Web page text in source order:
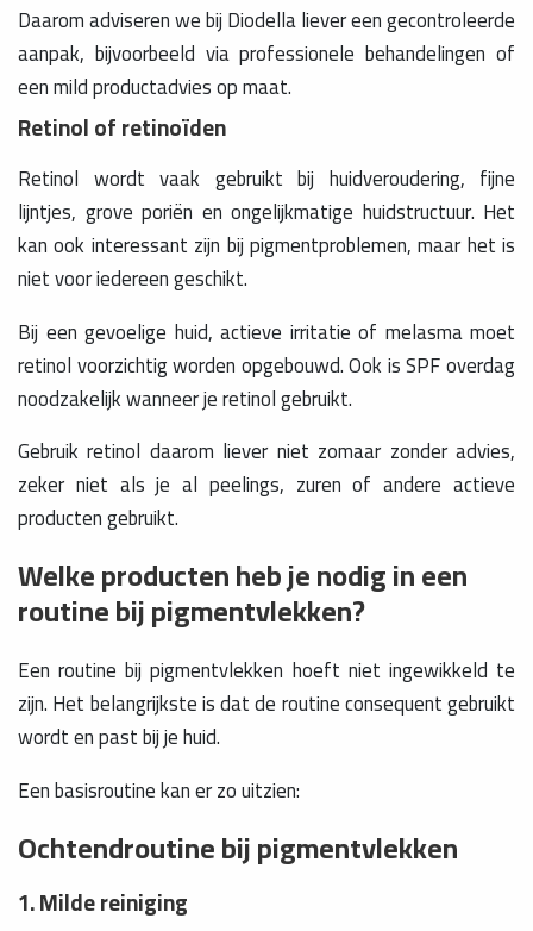
Daarom adviseren we bij Diodella liever een gecontroleerde
aanpak, bijvoorbeeld via professionele behandelingen of
een mild productadvies op maat.
Retinol of retinoïden
Retinol wordt vaak gebruikt bij huidveroudering, fijne
lijntjes, grove poriën en ongelijkmatige huidstructuur. Het
kan ook interessant zijn bij pigmentproblemen, maar het is
niet voor iedereen geschikt.
Bij een gevoelige huid, actieve irritatie of melasma moet
retinol voorzichtig worden opgebouwd. Ook is SPF overdag
noodzakelijk wanneer je retinol gebruikt.
Gebruik retinol daarom liever niet zomaar zonder advies,
zeker niet als je al peelings, zuren of andere actieve
producten gebruikt.
Welke producten heb je nodig in een
routine bij pigmentvlekken?
Een routine bij pigmentvlekken hoeft niet ingewikkeld te
zijn. Het belangrijkste is dat de routine consequent gebruikt
wordt en past bij je huid.
Een basisroutine kan er zo uitzien:
Ochtendroutine bij pigmentvlekken
1. Milde reiniging